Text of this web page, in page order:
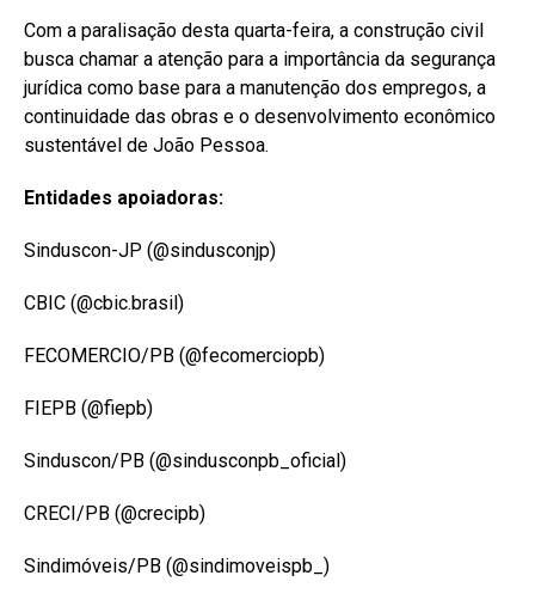
Com a paralisação desta quarta-feira, a construção civil
busca chamar a atenção para a importância da segurança
jurídica como base para a manutenção dos empregos, a
continuidade das obras e o desenvolvimento econômico
sustentável de João Pessoa.
Entidades apoiadoras:
Sinduscon-JP (@sindusconjp)
CBIC (@cbic.brasil)
FECOMERCIO/PB (@fecomerciopb)
FIEPB (@fiepb)
Sinduscon/PB (@sindusconpb_oficial)
CRECI/PB (@crecipb)
Sindimóveis/PB (@sindimoveispb_)